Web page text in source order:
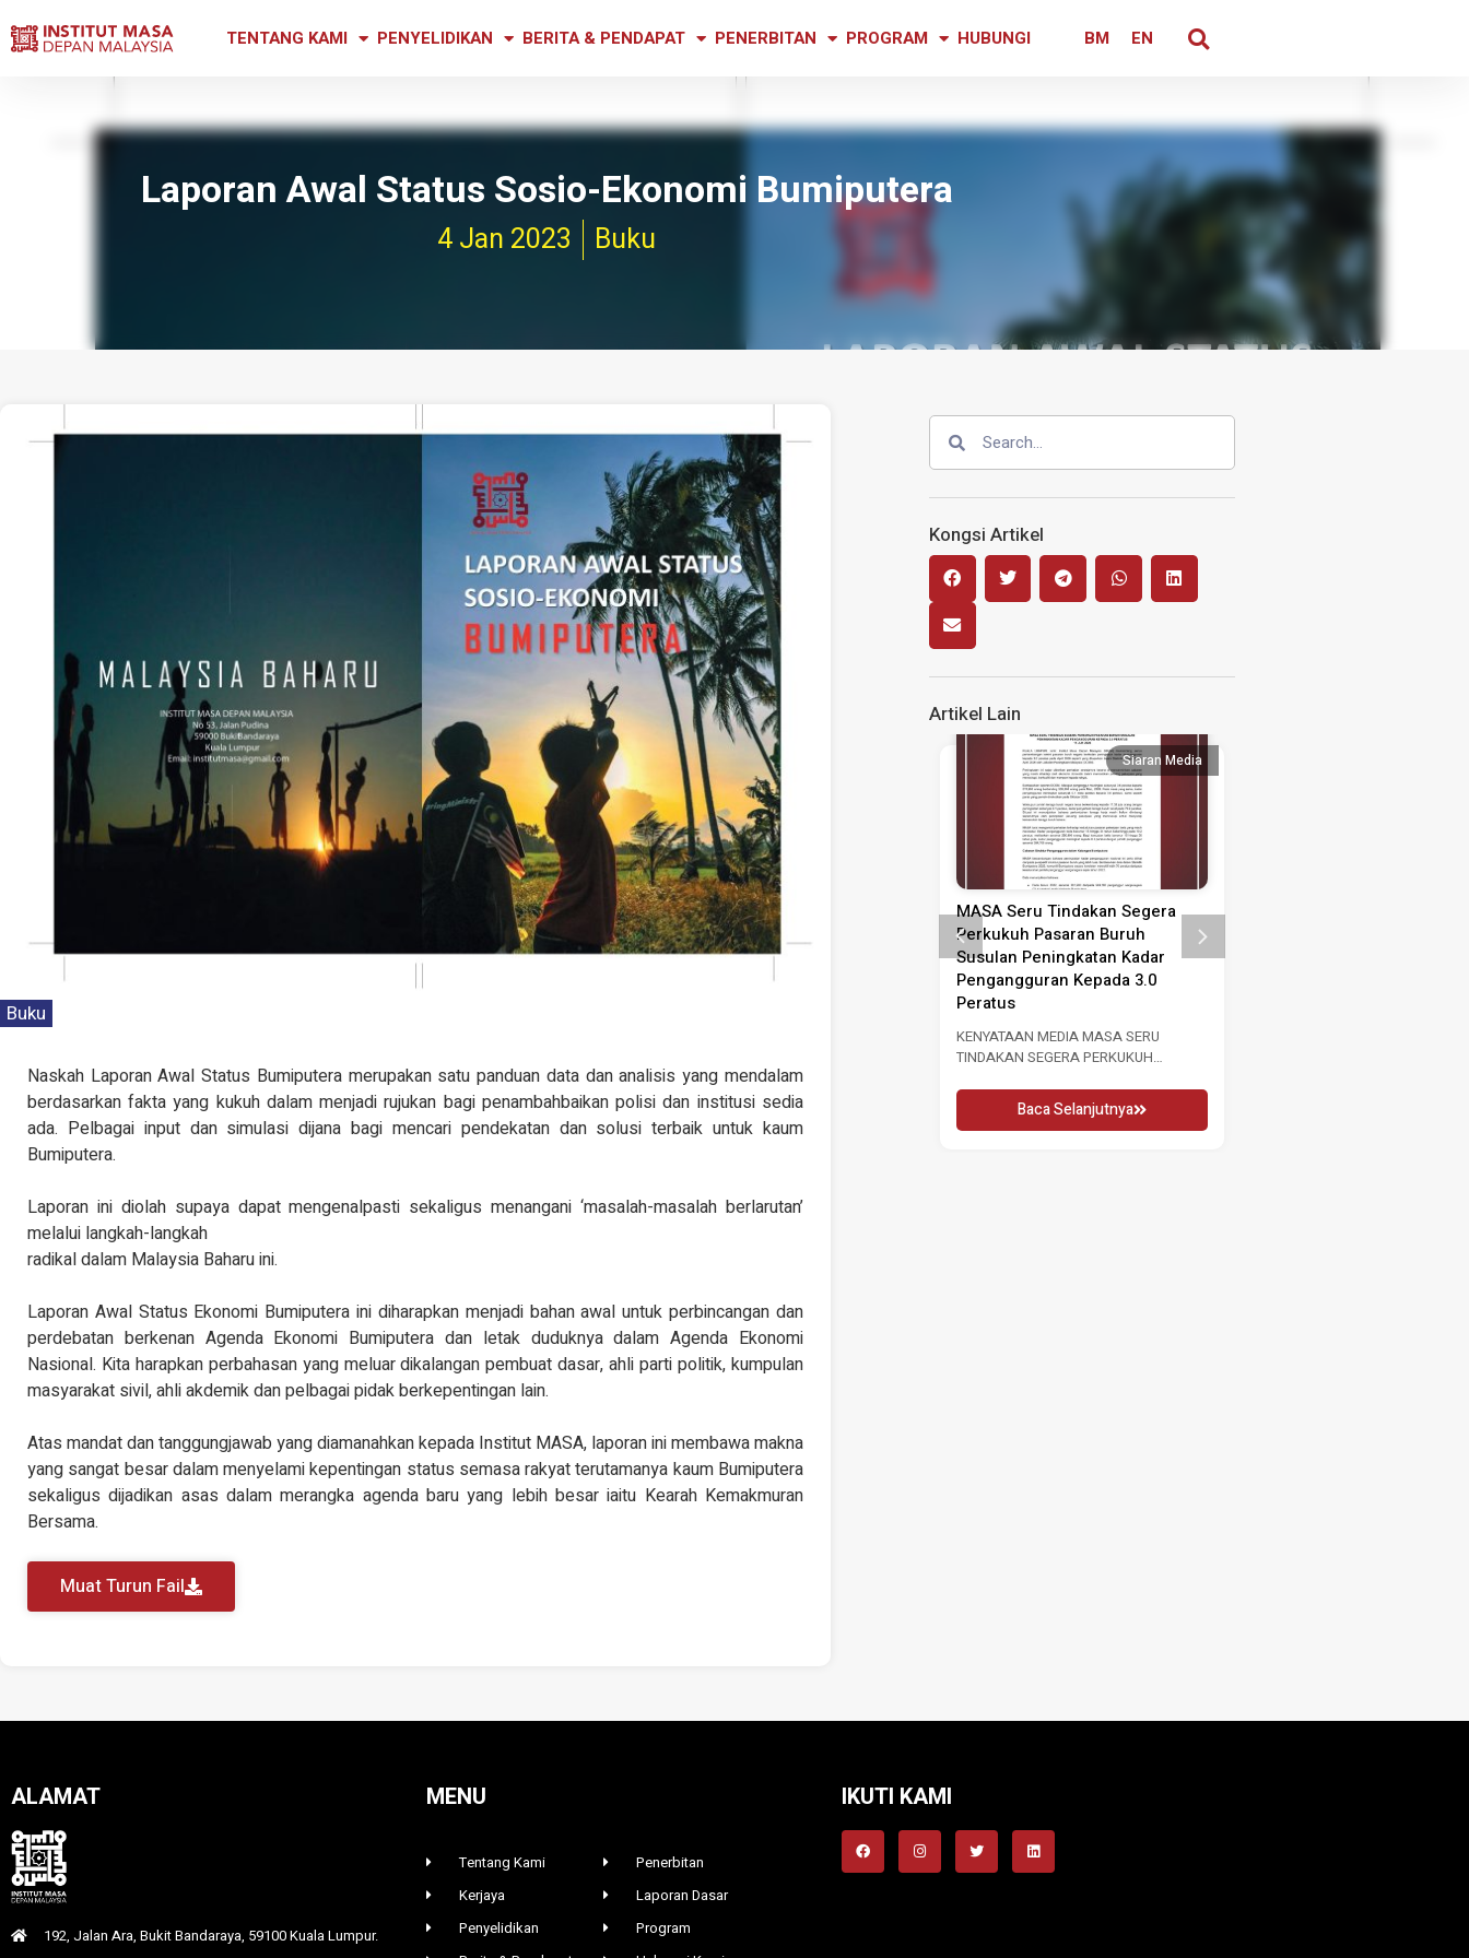
TENTANG KAMI PENYELIDIKAN BERITA & PENDAPAT PENERBITAN PROGRAM HUBUNGI BM EN
Laporan Awal Status Sosio-Ekonomi Bumiputera
4 Jan 2023 Buku
Buku
Naskah Laporan Awal Status Bumiputera merupakan satu panduan data dan analisis yang mendalam
berdasarkan fakta yang kukuh dalam menjadi rujukan bagi penambahbaikan polisi dan institusi sedia
ada. Pelbagai input dan simulasi dijana bagi mencari pendekatan dan solusi terbaik untuk kaum
Bumiputera.
Laporan ini diolah supaya dapat mengenalpasti sekaligus menangani ‘masalah-masalah berlarutan’
melalui langkah-langkah
radikal dalam Malaysia Baharu ini.
Laporan Awal Status Ekonomi Bumiputera ini diharapkan menjadi bahan awal untuk perbincangan dan
perdebatan berkenan Agenda Ekonomi Bumiputera dan letak duduknya dalam Agenda Ekonomi
Nasional. Kita harapkan perbahasan yang meluar dikalangan pembuat dasar, ahli parti politik, kumpulan
masyarakat sivil, ahli akdemik dan pelbagai pidak berkepentingan lain.
Atas mandat dan tanggungjawab yang diamanahkan kepada Institut MASA, laporan ini membawa makna
yang sangat besar dalam menyelami kepentingan status semasa rakyat terutamanya kaum Bumiputera
sekaligus dijadikan asas dalam merangka agenda baru yang lebih besar iaitu Kearah Kemakmuran
Bersama.
Muat Turun Fail
Kongsi Artikel
Artikel Lain
Siaran Media
MASA Seru Tindakan Segera
Perkukuh Pasaran Buruh
Susulan Peningkatan Kadar
Pengangguran Kepada 3.0
Peratus
KENYATAAN MEDIA MASA SERU
TINDAKAN SEGERA PERKUKUH
PENINGKATAN KADAR
PENGANGGURAN...
Baca Selanjutnya
ALAMAT
192, Jalan Ara, Bukit Bandaraya, 59100 Kuala Lumpur.
MENU
Tentang Kami
Kerjaya
Penyelidikan
Penerbitan
Laporan Dasar
Program
IKUTI KAMI